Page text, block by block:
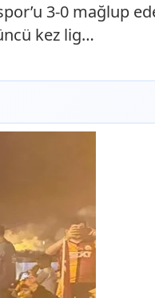
3-0 mağlup
kez lig…